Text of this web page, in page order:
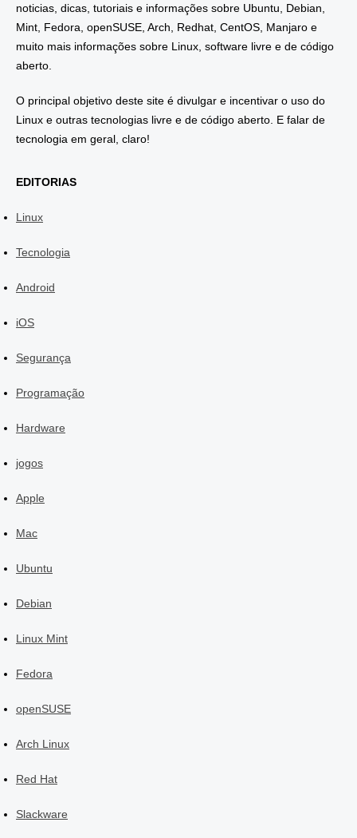
noticias, dicas, tutoriais e informações sobre Ubuntu, Debian,
Mint, Fedora, openSUSE, Arch, Redhat, CentOS, Manjaro e
muito mais informações sobre Linux, software livre e de código
aberto.
O principal objetivo deste site é divulgar e incentivar o uso do
Linux e outras tecnologias livre e de código aberto. E falar de
tecnologia em geral, claro!
EDITORIAS
Linux
Tecnologia
Android
iOS
Segurança
Programação
Hardware
jogos
Apple
Mac
Ubuntu
Debian
Linux Mint
Fedora
openSUSE
Arch Linux
Red Hat
Slackware